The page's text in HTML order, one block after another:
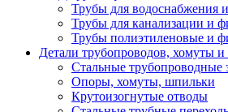
Трубы для водоснабжения
Трубы для канализации и
Трубы полиэтиленовые и
Детали трубопроводов, хомуты
Стальные трубопроводные
Опоры, хомуты, шпильки
Крутоизогнутые отводы